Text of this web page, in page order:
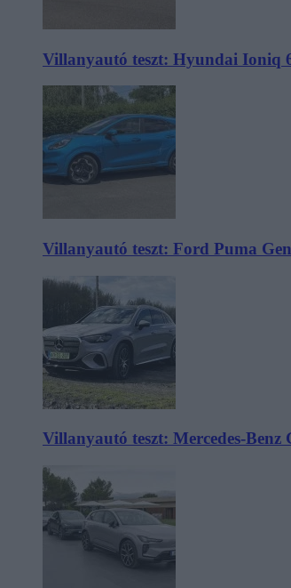
Villanyautó teszt: Hyundai Ioniq
Villanyautó teszt: Ford Puma
Villanyautó teszt: Mercedes-